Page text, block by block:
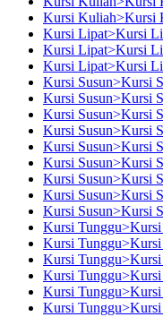
Kursi Kuliah>Kursi
Kursi Lipat>Kursi
Kursi Lipat>Kursi
Kursi Lipat>Kursi
Kursi Susun>Kursi
Kursi Susun>Kursi
Kursi Susun>Kursi
Kursi Susun>Kursi
Kursi Susun>Kursi
Kursi Susun>Kursi
Kursi Susun>Kursi
Kursi Susun>Kursi
Kursi Susun>Kursi
Kursi
Kursi
Kursi
Kursi
Kursi
Kursi